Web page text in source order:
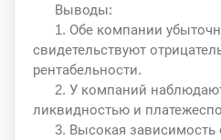
Выводы:
1. Обе компании
свидетельствуют
рентабельности.
2. У компаний
ликвидностью и
3. Высокая зависимость